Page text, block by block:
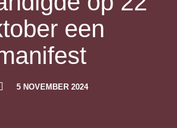
een
5 NOVEMBER 2024